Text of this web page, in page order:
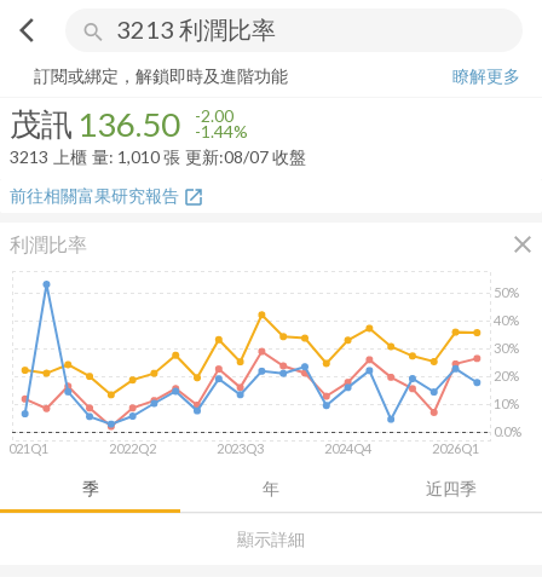
arrow_back_ios search
茂訊 136.50 -1.44%
訂閱或綁定，解鎖即時及進階功能
瞭解更多
茂訊 136.50 -2.00
-1.44%
3213
上櫃 量: 1,010張 更新:08/07 收盤
前往相關富果研究報告 open_in_new
利潤比率 close
顯示詳細
季 年 近四季
2021Q1 2022Q2 2023Q3 2024Q4 2026Q1
0.0%
10%
20%
30%
40%
50%